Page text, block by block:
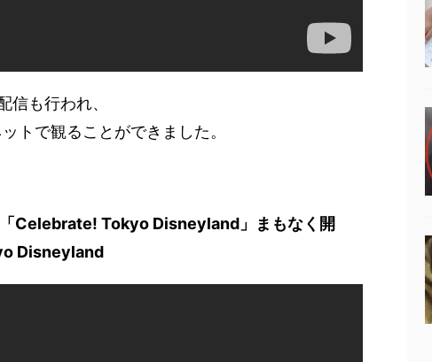
信も行われ、
トで観ることができました。
「Celebrate! Tokyo Disneyland」まもなく開
Disneyland